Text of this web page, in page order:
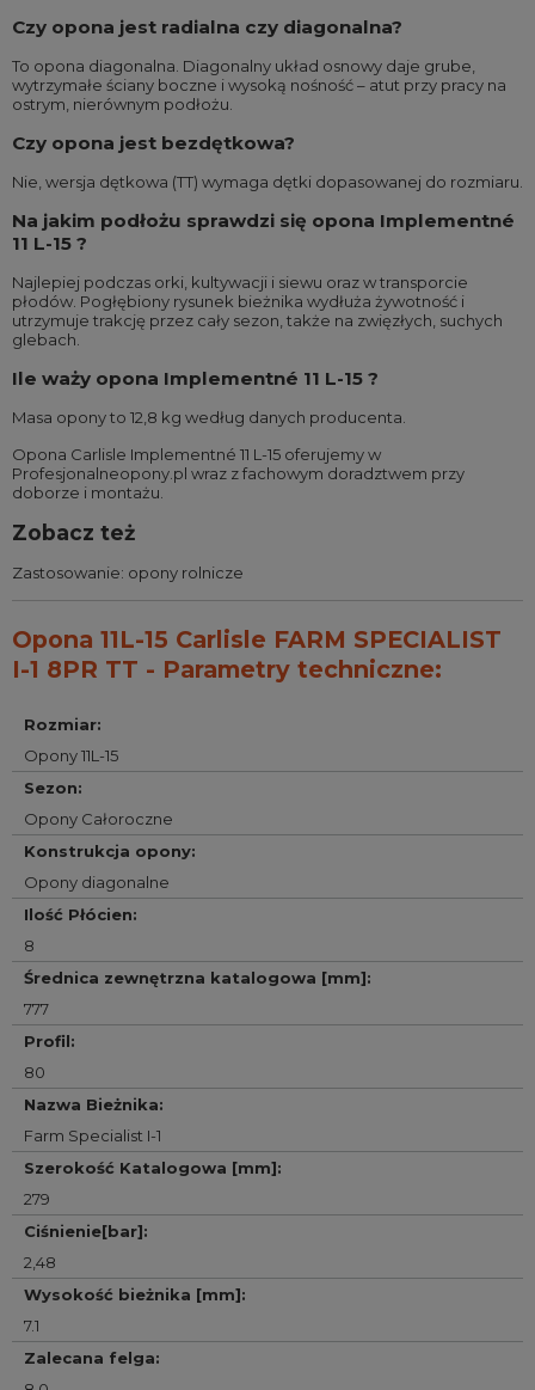
Czy opona jest radialna czy diagonalna?
To opona diagonalna. Diagonalny układ osnowy daje grube,
wytrzymałe ściany boczne i wysoką nośność – atut przy pracy na
ostrym, nierównym podłożu.
Czy opona jest bezdętkowa?
Nie, wersja dętkowa (TT) wymaga dętki dopasowanej do rozmiaru.
Na jakim podłożu sprawdzi się opona Implementné
11 L-15 ?
Najlepiej podczas orki, kultywacji i siewu oraz w transporcie
płodów. Pogłębiony rysunek bieżnika wydłuża żywotność i
utrzymuje trakcję przez cały sezon, także na zwięzłych, suchych
glebach.
Ile waży opona Implementné 11 L-15 ?
Masa opony to 12,8 kg według danych producenta.
Opona Carlisle Implementné 11 L-15 oferujemy w
Profesjonalneopony.pl wraz z fachowym doradztwem przy
doborze i montażu.
Zobacz też
Zastosowanie: opony rolnicze
Opona 11L-15 Carlisle FARM SPECIALIST
I-1 8PR TT - Parametry techniczne:
Rozmiar:
Opony 11L-15
Sezon:
Opony Całoroczne
Konstrukcja opony:
Opony diagonalne
Ilość Płócien:
8
Średnica zewnętrzna katalogowa [mm]:
777
Profil:
80
Nazwa Bieżnika:
Farm Specialist I-1
Szerokość Katalogowa [mm]:
279
Ciśnienie[bar]:
2,48
Wysokość bieżnika [mm]:
7.1
Zalecana felga: